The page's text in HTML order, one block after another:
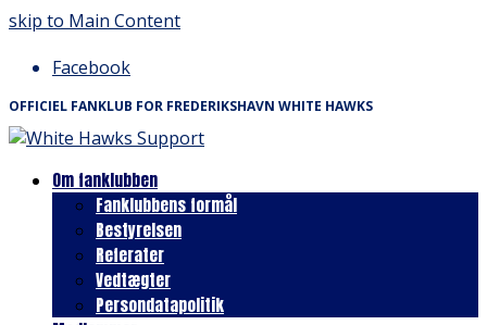
skip to Main Content
Facebook
OFFICIEL FANKLUB FOR FREDERIKSHAVN WHITE HAWKS
Om fanklubben
Fanklubbens formål
Bestyrelsen
Referater
Vedtægter
Persondatapolitik